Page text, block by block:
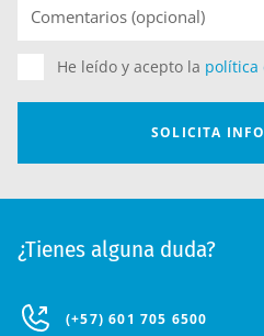
¿Tienes alguna duda?
(+57) 601 705 6500